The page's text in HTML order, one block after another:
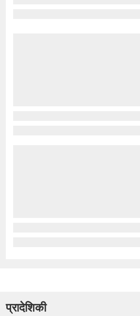
प्रादेशिकी